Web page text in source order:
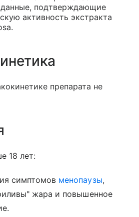
подтверждающие
активность экстракта
препарата не
18 лет:
симптомов менопаузы,
жара и повышенное